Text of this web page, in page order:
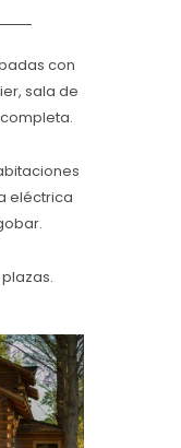
con
sala de
eléctrica